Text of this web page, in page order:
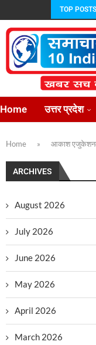
TOP POSTS
Home उत्तर प्रदेश
Home » आकाश एजुकेशनल
ARCHIVES
August 2026
July 2026
June 2026
May 2026
April 2026
March 2026